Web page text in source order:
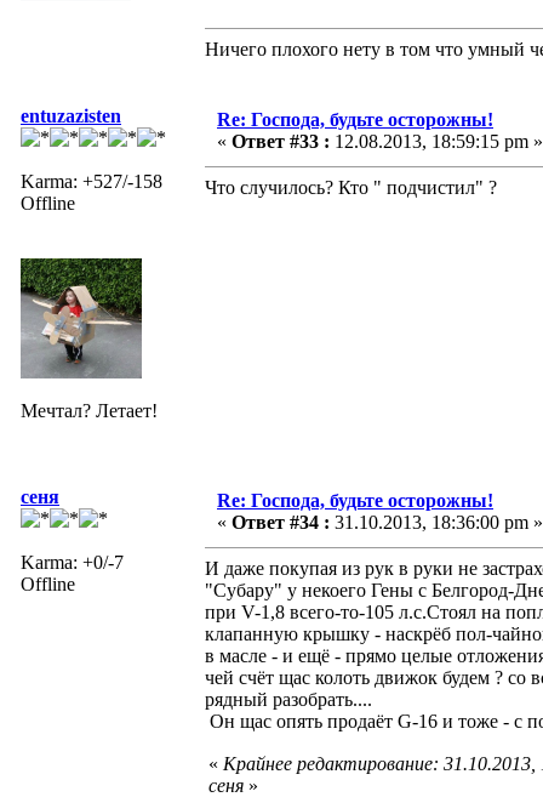
Ничего плохого нету в том что умный
entuzazisten
Karma: +527/-158
Offline
Мечтал? Летает!
Re: Господа, будьте осторожны!
« Ответ #33 : 12.08.2013, 18:59:15 pm »
Что случилось? Кто " подчистил" ?
сеня
Karma: +0/-7
Offline
Re: Господа, будьте осторожны!
« Ответ #34 : 31.10.2013, 18:36:00 pm »
И даже покупая из рук в руки не
"Субару" у некоего Гены с Белгород-
при V-1,8 всего-то-105 л.с.Стоял на
клапанную крышку - наскрёб пол-
в масле - и ещё - прямо целые
чей счёт щас колоть движок будем ?
рядный разобрать....
Он щас опять продаёт G-16 и тоже - с
« Крайнее редактирование:
сеня »